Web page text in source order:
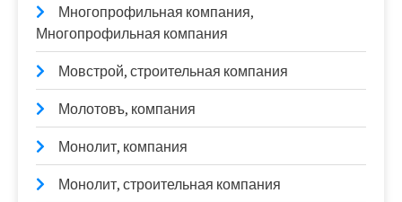
Многопрофильная компания,
Многопрофильная компания
Мовстрой, строительная компания
Молотовъ, компания
Монолит, компания
Монолит, строительная компания